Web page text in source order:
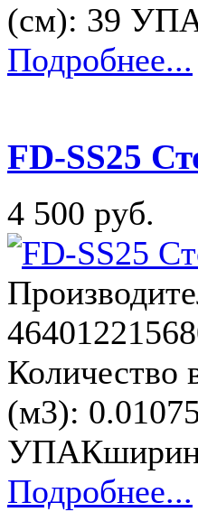
(см): 39
Подробнее...
FD-SS25
4 500 руб.
Количество
(м3):
Подробнее...